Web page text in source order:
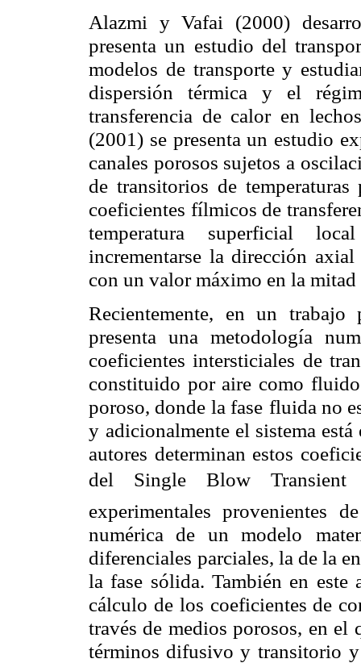
Alazmi y Vafai (2000)
presenta un estudio del
modelos de transporte y
dispersión térmica y el
transferencia de calor en
(2001) se presenta un estudio
canales porosos sujetos a
de transitorios de
coeficientes fílmicos de
temperatura superficial
incrementarse la dirección axial
con un valor máximo en la mitad
Recientemente, en un
presenta una metodología
coeficientes intersticiales de
constituido por aire como
poroso, donde la fase fluida no
y adicionalmente el sistema
autores determinan estos
del Single Blow Transient
experimentales provenientes
numérica de un modelo
diferenciales parciales, la de la
la fase sólida. También en
cálculo de los coeficientes de
través de medios porosos, en el
términos difusivo y transitorio